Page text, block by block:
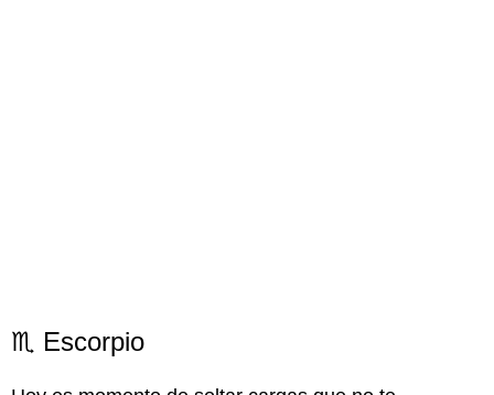
♏ Escorpio